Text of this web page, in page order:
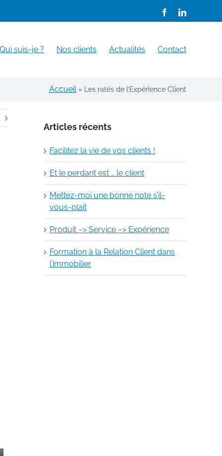
FacebookLinkedIn
Qui suis-je ? Nos clients Actualités Contact
Accueil » Les ratés de l’Expérience Client
Articles récents
Facilitez la vie de vos clients !
Et le perdant est … le client
Mettez-moi une bonne note s’il-
vous-plait
Produit –> Service –> Expérience
Formation à la Relation Client dans
l’immobilier